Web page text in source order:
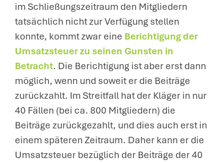
im Schließungszeitraum den Mitgliedern
tatsächlich nicht zur Verfügung stellen
konnte, kommt zwar eine Berichtigung der
Umsatzsteuer zu seinen Gunsten in
Betracht. Die Berichtigung ist aber erst dann
möglich, wenn und soweit er die Beiträge
zurückzahlt. Im Streitfall hat der Kläger in nur
40 Fällen (bei ca. 800 Mitgliedern) die
Beiträge zurückgezahlt, und dies auch erst in
einem späteren Zeitraum. Daher kann er die
Umsatzsteuer bezüglich der Beiträge der 40